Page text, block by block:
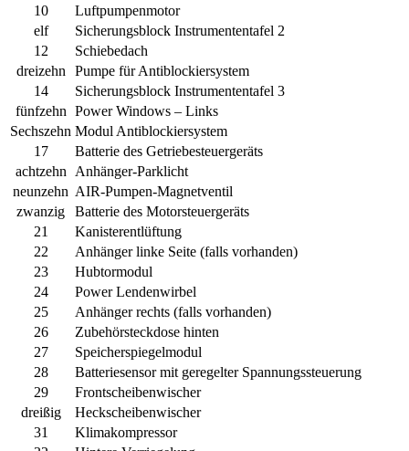
10
Luftpumpenmotor
elf
Sicherungsblock Instrumententafel 2
12
Schiebedach
dreizehn
Pumpe für Antiblockiersystem
14
Sicherungsblock Instrumententafel 3
fünfzehn Power Windows – Links
Sechszehn Modul Antiblockiersystem
17
Batterie des Getriebesteuergeräts
achtzehn
Anhänger-Parklicht
neunzehn AIR-Pumpen-Magnetventil
zwanzig
Batterie des Motorsteuergeräts
21
Kanisterentlüftung
22
Anhänger linke Seite (falls vorhanden)
23
Hubtormodul
24
Power Lendenwirbel
25
Anhänger rechts (falls vorhanden)
26
Zubehörsteckdose hinten
27
Speicherspiegelmodul
28
Batteriesensor mit geregelter Spannungssteuerung
29
Frontscheibenwischer
dreißig
Heckscheibenwischer
31
Klimakompressor